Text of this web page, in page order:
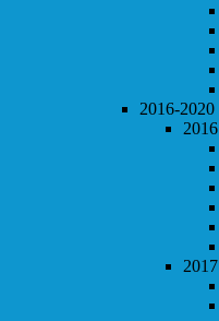
2016-2020
2016
2017